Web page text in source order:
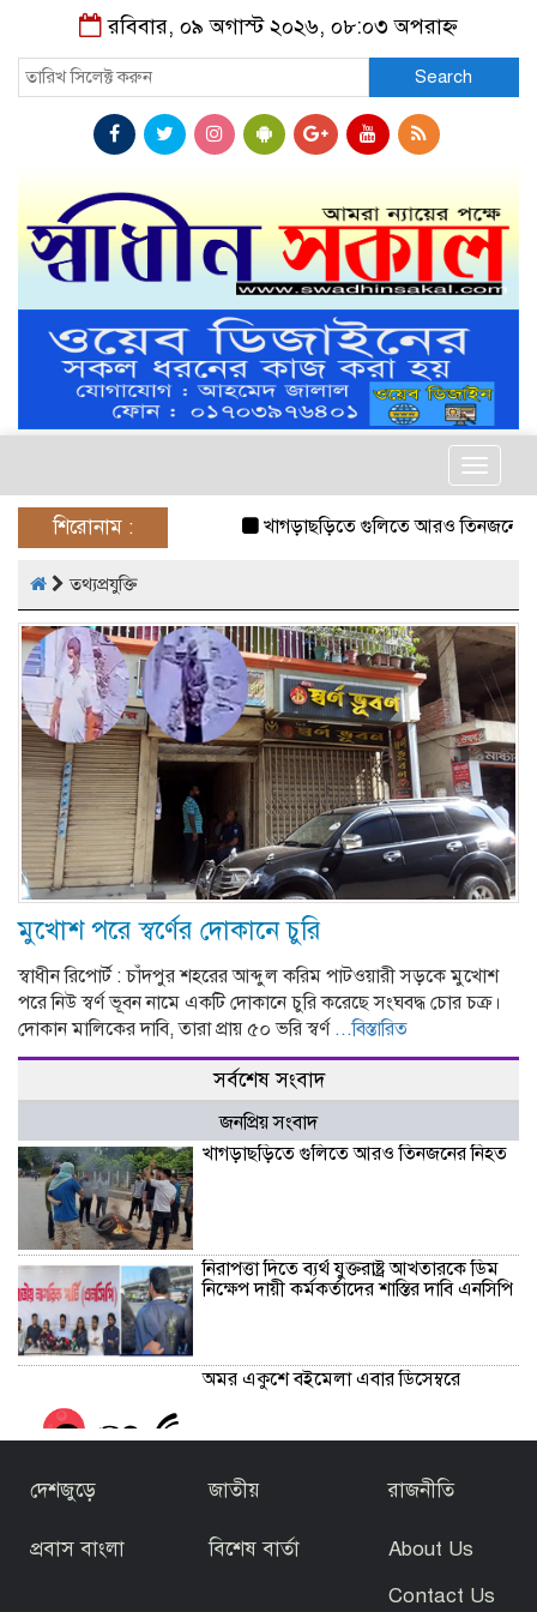
রবিবার, ০৯ অগাস্ট ২০২৬, ০৮:০৩ অপরাহ্ন
Search
Toggle
শিরোনাম : খাগড়াছড়িতে গুলিতে আরও তিনজনের
তথ্যপ্রযুক্তি
মুখোশ পরে স্বর্ণের দোকানে চুরি
স্বাধীন রিপোর্ট : চাঁদপুর শহরের আব্দুল করিম পাটওয়ারী সড়কে মুখোশ
পরে নিউ স্বর্ণ ভূবন নামে একটি দোকানে চুরি করেছে সংঘবদ্ধ চোর চক্র।
দোকান মালিকের দাবি, তারা প্রায় ৫০ ভরি স্বর্ণ ...বিস্তারিত
সর্বশেষ সংবাদ
জনপ্রিয় সংবাদ
খাগড়াছড়িতে গুলিতে আরও তিনজনের নিহত
নিরাপত্তা দিতে ব্যর্থ যুক্তরাষ্ট্র আখতারকে ডিম
নিক্ষেপ দায়ী কর্মকর্তাদের শাস্তির দাবি এনসিপি
অমর একুশে বইমেলা এবার ডিসেম্বরে
নবাবগঞ্জ থেকে গ্রেপ্তার স্ত্রীর অ্যাকাউন্টেই ৪১
দেশজুড়ে জাতীয় রাজনীতি
প্রবাস বাংলা বিশেষ বার্তা
About Us
Contact Us